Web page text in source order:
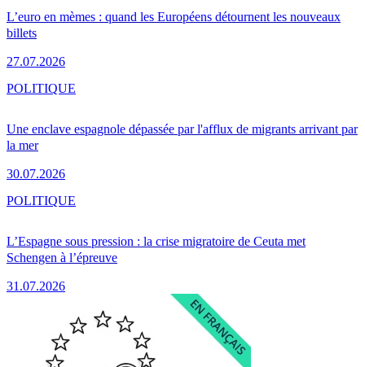
L’euro en mèmes : quand les Européens détournent les nouveaux
billets
27.07.2026
Une enclave espagnole dépassée par l'afflux de migrants arrivant par
la mer
30.07.2026
POLITIQUE
L’Espagne sous pression : la crise migratoire de Ceuta met
Schengen à l’épreuve
31.07.2026
POLITIQUE